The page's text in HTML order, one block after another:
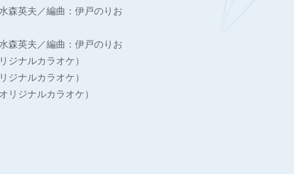
森英夫／編曲：伊戸のりお
森英夫／編曲：伊戸のりお
ジナルカラオケ）
ジナルカラオケ）
リジナルカラオケ）